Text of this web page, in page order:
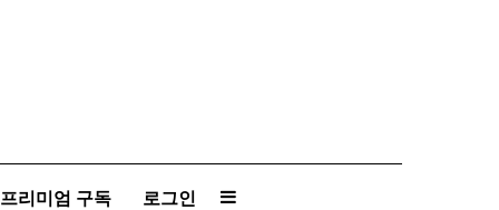
프리미엄 구독 로그인 Sidebar